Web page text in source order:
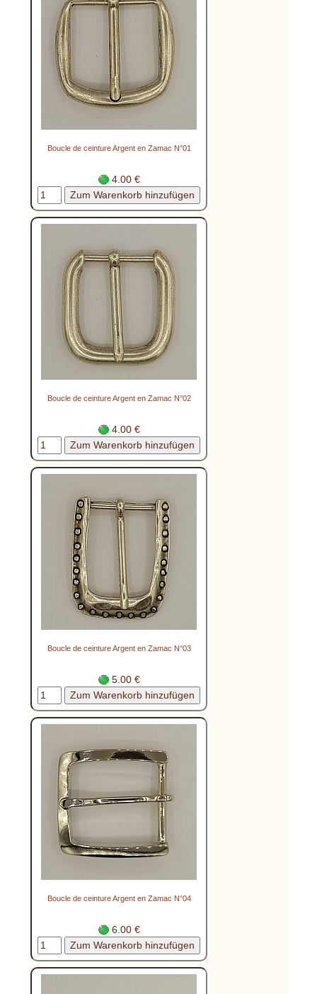
Boucle de ceinture Argent en Zamac N°01
4.00 €
Boucle de ceinture Argent en Zamac N°02
4.00 €
Boucle de ceinture Argent en Zamac N°03
5.00 €
Boucle de ceinture Argent en Zamac N°04
6.00 €